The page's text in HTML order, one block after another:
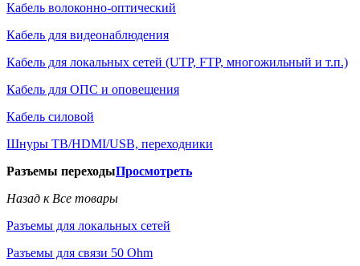
Кабель волоконно-оптический
Кабель для видеонаблюдения
Кабель для локальных сетей (UTP, FTP, многожильный и т.п.)
Кабель для ОПС и оповещения
Кабель силовой
Шнуры ТВ/HDMI/USB, переходники
Разъемы переходыПросмотреть
Назад к Все товары
Разъемы для локальных сетей
Разъемы для связи 50 Ohm